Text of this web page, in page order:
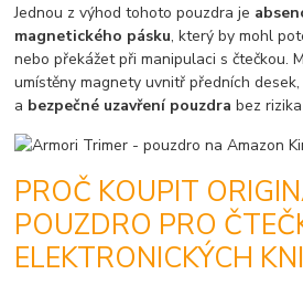
Jednou z výhod tohoto pouzdra je
magnetického pásku, který by mohl
nebo překážet při manipulaci s čtečkou.
umístěny magnety uvnitř předních
a bezpečné uzavření pouzdra bez
PROČ KOUPIT
POUZDRO PRO
ELEKTRONICKÝCH